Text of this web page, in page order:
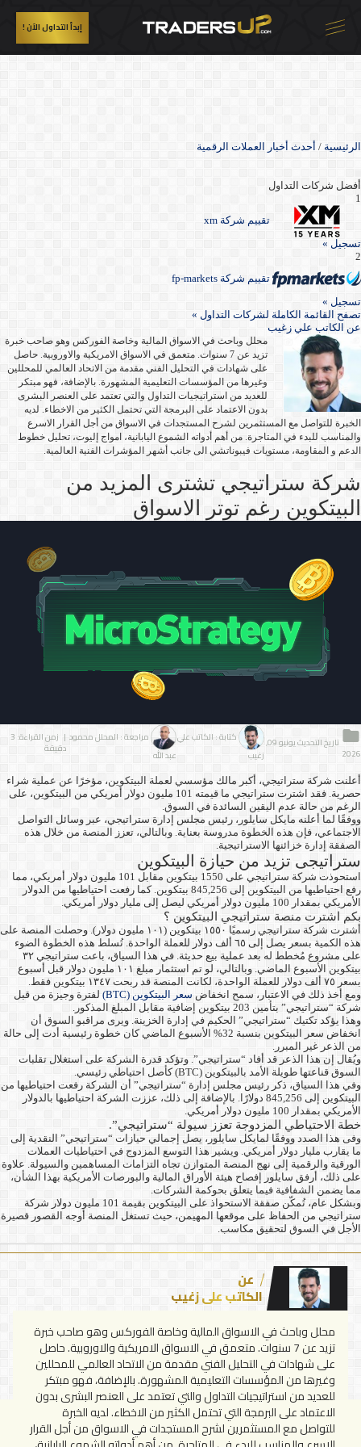
إبدأ التداول الآن !
الرئيسية / أحدث أخبار العملات الرقمية
أفضل شركات التداول
1
تقييم شركة xm
تسجيل »
2
تقييم شركة fp-markets
تسجيل »
تصفح القائمة الكاملة لشركات التداول »
عن الكاتب علي زغيب
محلل وباحث في الاسواق المالية وخاصة الفوركس وهو صاحب خبرة
تزيد عن 7 سنوات. متعمق في الاسواق الامريكية والاوروبية. حاصل
على شهادات في التحليل الفني مقدمة من الاتحاد العالمي للمحللين
وغيرها من المؤسسات التعليمية المشهورة. بالإضافة، فهو مبتكر
للعديد من استراتيجيات التداول والتي تعتمد على العنصر البشرى
بدون الاعتماد على البرمجة التي تحتمل الكثير من الاخطاء. لديه
الخبرة للتواصل مع المستثمرين لشرح المستجدات في الاسواق من أجل القرار الاسرع
والمناسب للبدء في المتاجرة. من أهم أدواته الشموع اليابانية، امواج إليوت، تحليل خطوط
الدعم و المقاومة، مستويات فيبوناتشي الى جانب أشهر المؤشرات الفنية العالمية.
شركة ستراتيجي تشترى المزيد من
البيتكوين رغم توتر الاسواق
تاريخ التحديث يونيو 09,
2026
كتابة : الكاتب علي
زغيب
مراجعة : المحلل محمود
عبد الله
| زمن القراءة: 3
دقيقة
أعلنت شركة ستراتيجي، أكبر مالك مؤسسي لعملة البيتكوين، مؤخرًا عن عملية شراء
حصرية. فقد اشترت ستراتيجي ما قيمته 101 مليون دولار أمريكي من البيتكوين، على
الرغم من حالة عدم اليقين السائدة في السوق.
ووفقًا لما أعلنه مايكل سايلور، رئيس مجلس إدارة ستراتيجي، عبر وسائل التواصل
الاجتماعي، فإن هذه الخطوة مدروسة بعناية. وبالتالي، تعزز المنصة من خلال هذه
الصفقة إدارة خزائنها الاستراتيجية.
ستراتيجى تزيد من حيازة البيتكوين
استحوذت شركة ستراتيجي على 1550 بيتكوين مقابل 101 مليون دولار أمريكي، مما
رفع احتياطيها من البيتكوين إلى 845,256 بيتكوين. كما رفعت احتياطيها من الدولار
الأمريكي بمقدار 100 مليون دولار أمريكي ليصل إلى مليار دولار أمريكي.
بكم اشترت منصة ستراتيجي البيتكوين ؟
أشترت شركة ستراتيجي رسميًا ١٥٥٠ بيتكوين (١٠١ مليون دولار). وحصلت المنصة على
هذه الكمية بسعر يصل إلى ٦٥ ألف دولار للعملة الواحدة. تُسلط هذه الخطوة الضوء
على مشروع مُخطط له بعد عملية بيع حديثة. في هذا السياق، باعت ستراتيجي ٣٢
بيتكوين الأسبوع الماضي. وبالتالي، لو تم استثمار مبلغ ١٠١ مليون دولار قبل أسبوع
بسعر ٧٥ ألف دولار للعملة الواحدة، لكانت المنصة قد ربحت ١٣٤٧ بيتكوين فقط.
ومع أخذ ذلك في الاعتبار، سمح انخفاض سعر البيتكوين (BTC)
لفترة وجيزة من قبل
شركة “ستراتيجي” بتأمين 203 بيتكوين إضافية مقابل المبلغ المذكور.
وهذا يؤكد تكتيك “ستراتيجي” الحكيم في إدارة الخزينة. ويرى مراقبو السوق أن
انخفاض سعر البيتكوين بنسبة 32% الأسبوع الماضي كان خطوة رئيسية أدت إلى حالة
من الذعر غير المبرر.
ويُقال إن هذا الذعر قد أفاد “ستراتيجي”. وتؤكد قدرة الشركة على استغلال تقلبات
السوق قناعتها طويلة الأمد بالبيتكوين (BTC) كأصل احتياطي رئيسي.
وفي هذا السياق، ذكر رئيس مجلس إدارة “ستراتيجي” أن الشركة رفعت احتياطيها من
البيتكوين إلى 845,256 دولارًا. بالإضافة إلى ذلك، عززت الشركة احتياطيها بالدولار
الأمريكي بمقدار 100 مليون دولار أمريكي.
خطة الاحتياطي المزدوجة تعزز سيولة “ستراتيجي”.
وفى هذا الصدد ووفقًا لمايكل سايلور، يصل إجمالي حيازات “ستراتيجي” النقدية إلى
ما يقارب مليار دولار أمريكي. ويشير هذا التوسع المزدوج في احتياطيات العملات
الورقية والرقمية إلى نهج المنصة المتوازن تجاه التزامات المساهمين والسيولة. علاوة
على ذلك، أرفق سايلور إفصاح هيئة الأوراق المالية والبورصات الأمريكية بهذا الشأن،
مما يضمن الشفافية فيما يتعلق بحوكمة الشركات.
وبشكل عام، تُمكّن صفقة الاستحواذ على البيتكوين بقيمة 101 مليون دولار شركة
ستراتيجي من الحفاظ على موقعها المهيمن، حيث تستغل المنصة أوجه القصور قصيرة
الأجل في السوق لتحقيق مكاسب.
عن
الكاتب علي زغيب
محلل وباحث في الاسواق المالية وخاصة الفوركس وهو صاحب خبرة
تزيد عن 7 سنوات. متعمق في الاسواق الامريكية والاوروبية. حاصل
على شهادات في التحليل الفني مقدمة من الاتحاد العالمي للمحللين
وغيرها من المؤسسات التعليمية المشهورة. بالإضافة، فهو مبتكر
للعديد من استراتيجيات التداول والتي تعتمد على العنصر البشرى بدون
الاعتماد على البرمجة التي تحتمل الكثير من الاخطاء. لديه الخبرة
للتواصل مع المستثمرين لشرح المستجدات في الاسواق من أجل القرار